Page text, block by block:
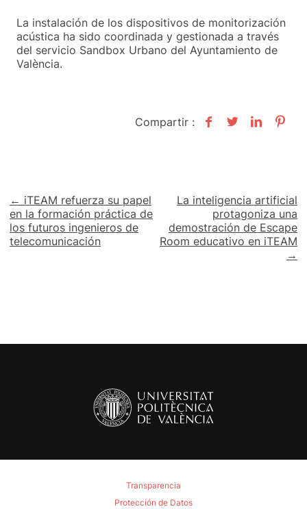
La instalación de los dispositivos de monitorización
acústica ha sido coordinada y gestionada a través
del servicio Sandbox Urbano del Ayuntamiento de
València.
Compartir :
Navegación
de
entradas
← iTEAM refuerza su papel
en la formación práctica de
los futuros ingenieros de
telecomunicación
La inteligencia artificial
protagoniza una
demostración de Escape
Room educativo en iTEAM
→
Transparencia
Protección de Datos